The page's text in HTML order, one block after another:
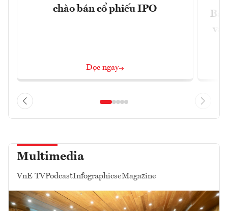
chào bán cổ phiếu IPO
Đọc ngay
và
Multimedia
VnE TVPodcastInfographicseMagazine